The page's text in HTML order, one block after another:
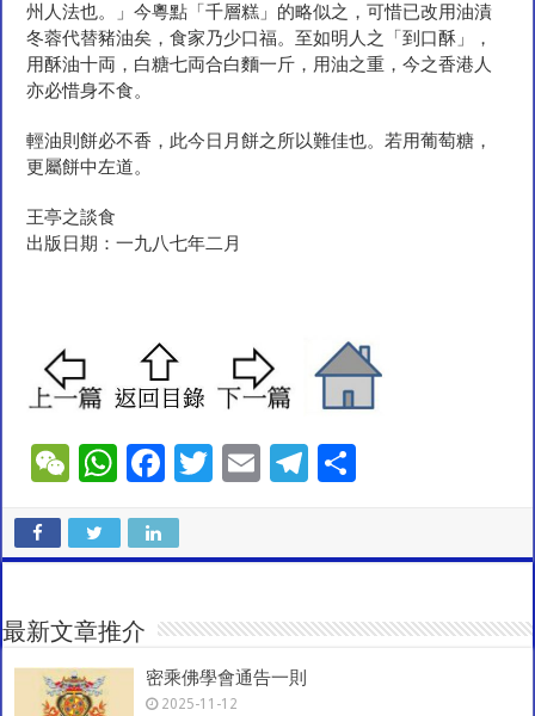
州人法也。」今粵點「千層糕」的略似之，可惜已改用油漬
冬蓉代替豬油矣，食家乃少口福。至如明人之「到口酥」，
用酥油十両，白糖七両合白麵一斤，用油之重，今之香港人
亦必惜身不食。
輕油則餅必不香，此今日月餅之所以難佳也。若用葡萄糖，
更屬餅中左道。
王亭之談食
出版日期：一九八七年二月
W
C
h
at
W
at
sA
p
p
F
e
b
o
k
T
er
E
l
T
gr
a
e
最新文章推介
密乘佛學會通告一則
2025-11-12